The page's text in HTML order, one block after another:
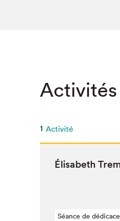
1 Activité
Élis­a­beth
Séance de dédicace